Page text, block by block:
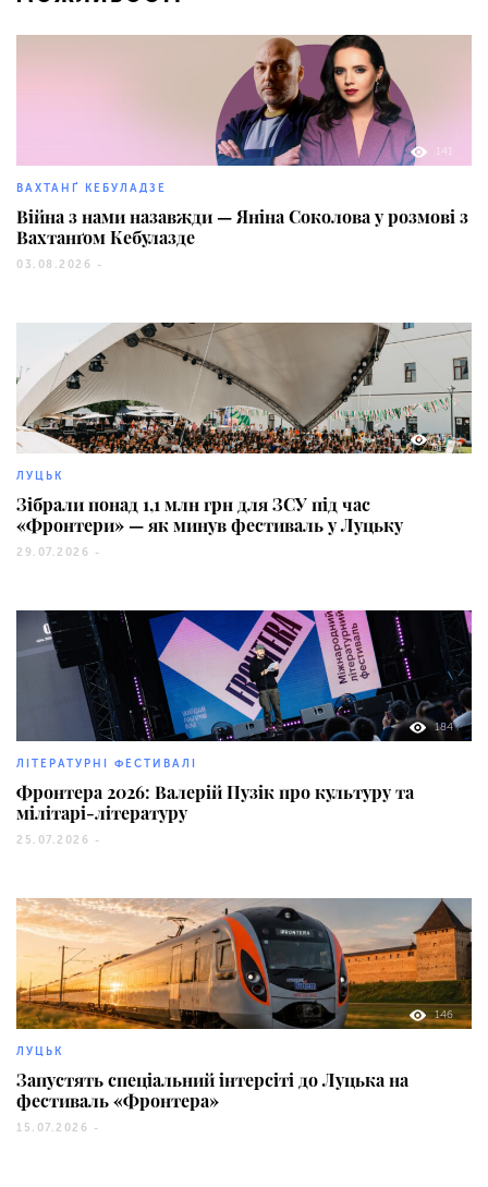
141
ВАХТАНҐ КЕБУЛАДЗЕ
Війна з нами назавжди — Яніна Соколова у розмові з
Вахтанґом Кебулазде
03.08.2026 -
150
ЛУЦЬК
Зібрали понад 1,1 млн грн для ЗСУ під час
«Фронтери» — як минув фестиваль у Луцьку
29.07.2026 -
184
ЛІТЕРАТУРНІ ФЕСТИВАЛІ
Фронтера 2026: Валерій Пузік про культуру та
мілітарі-літературу
25.07.2026 -
146
ЛУЦЬК
Запустять спеціальний інтерсіті до Луцька на
фестиваль «Фронтера»
15.07.2026 -